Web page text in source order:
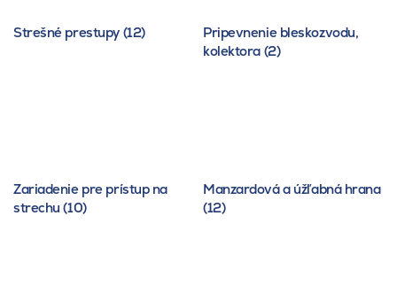
Strešné prestupy (12)
Pripevnenie bleskozvodu,
kolektora (2)
Zariadenie pre prístup na
strechu (10)
Manzardová a úžľabná hrana
(12)